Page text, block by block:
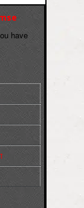
have